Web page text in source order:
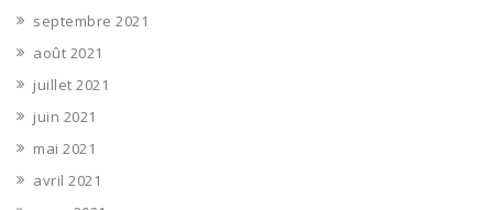
septembre 2021
août 2021
juillet 2021
juin 2021
mai 2021
avril 2021